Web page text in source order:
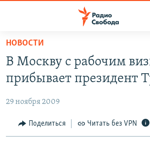
упрощенного
доступа
Вернуться
основному
Вернутся
ПОДКАСТЫ
АВТОРСКИЕ ПРОЕКТЫ
ЦИТАТЫ СВОБОДЫ
МНЕНИЯ
НОВОСТИ
В Москву с рабочим
прибывает президент
29 ноября 2009
Поделиться Читать без VPN